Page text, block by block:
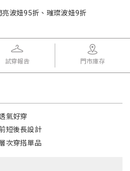
亮波妞95折、璀璨波妞9折
試穿報告 門市庫存
氣好穿
短後長設計
次穿搭單品